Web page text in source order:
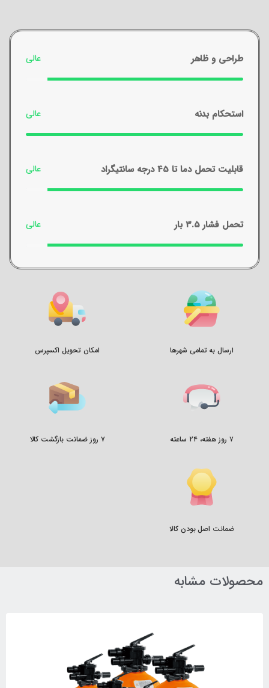
طراحی و ظاهر
استحکام بدنه
قابلیت تحمل دما تا 45 درجه سانتیگراد
تحمل فشار 3.5 بار
ارسال به تمامی شهرها امکان تحویل اکسپرس
۷ روز هفته، ۲۴ ساعته ۷ روز ضمانت بازگشت کالا
ضمانت اصل بودن کالا
محصولات مشابه